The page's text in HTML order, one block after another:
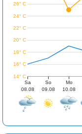
Sa
08.08
So
09.08
Mo
10.08
14° C
16° C
18° C
20° C
22° C
24° C
26° C